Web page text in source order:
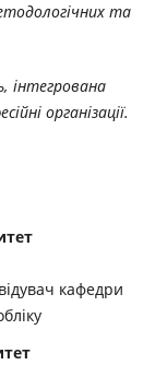
та
інтегрована
організації.
кафедри